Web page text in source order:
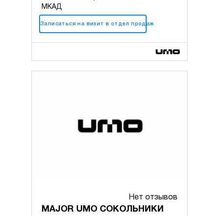
МКАД
+7 (495) 183-47-11
Записаться на визит в отдел продаж
Нет отзывов
MAJOR UMO СОКОЛЬНИКИ